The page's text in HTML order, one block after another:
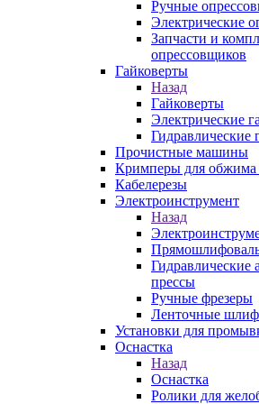
Ручные
Электрические
Запчасти и
опрессовщиков
Гайковерты
Назад
Гайковерты
Электрические
Гидравлические
Прочистные машины
Кримперы для обжима
Кабелерезы
Электроинструмент
Назад
Гидравлические
прессы
Ручные фрезеры
Ленточные
Установки для
Оснастка
Назад
Оснастка
Ролики для